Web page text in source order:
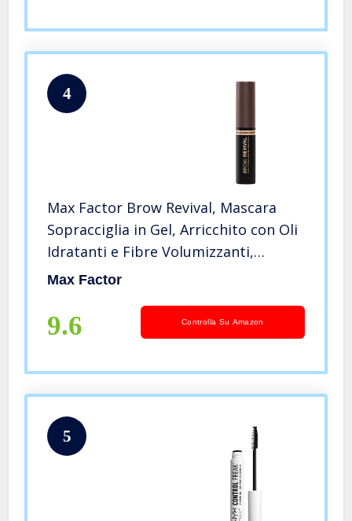
4
Max Factor Brow Revival, Mascara
Sopracciglia in Gel, Arricchito con Oli
Idratanti e Fibre Volumizzanti,
Formula Waterproof a Lunga Durata,
Max Factor
9.6 Controlla Su Amazon
5